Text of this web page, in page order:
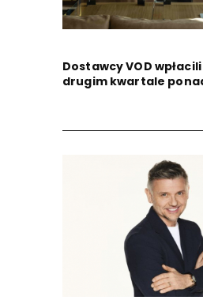
Dostawcy VOD wpłacili
drugim kwartale ponad